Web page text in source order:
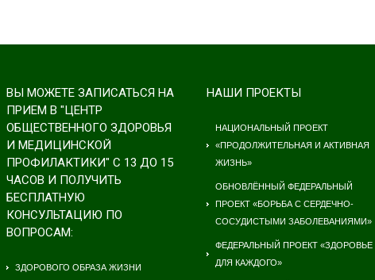
ВЫ МОЖЕТЕ ЗАПИСАТЬСЯ НА
ПРИЕМ В "ЦЕНТР
ОБЩЕСТВЕННОГО ЗДОРОВЬЯ
И МЕДИЦИНСКОЙ
ПРОФИЛАКТИКИ" С 13 ДО 15
ЧАСОВ И ПОЛУЧИТЬ
БЕСПЛАТНУЮ
КОНСУЛЬТАЦИЮ ПО
ВОПРОСАМ:
ЗДОРОВОГО ОБРАЗА ЖИЗНИ
НАШИ ПРОЕКТЫ
НАЦИОНАЛЬНЫЙ ПРОЕКТ
«ПРОДОЛЖИТЕЛЬНАЯ И АКТИВНАЯ
ЖИЗНЬ»
ОБНОВЛЁННЫЙ ФЕДЕРАЛЬНЫЙ
ПРОЕКТ «БОРЬБА С СЕРДЕЧНО-
СОСУДИСТЫМИ ЗАБОЛЕВАНИЯМИ»
ФЕДЕРАЛЬНЫЙ ПРОЕКТ «ЗДОРОВЬЕ
ДЛЯ КАЖДОГО»